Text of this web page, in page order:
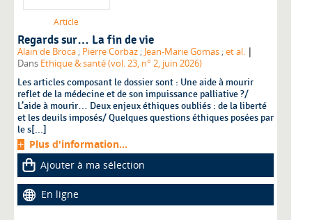
Article
Regards sur… La fin de vie
Alain de Broca; Pierre Corbaz;Jean-Marie Gomas;et al. |
Dans Ethique & santé (vol. 23, n° 2, juin 2026)
Les articles composant le dossier sont : Une aide à mourir
reflet de la médecine et de son impuissance palliative ?/
L’aide à mourir… Deux enjeux éthiques oubliés : de la liberté
et les deuils imposés/ Quelques questions éthiques posées par
le s[...]
Plus d'information...
Ajouter à ma sélection
En ligne